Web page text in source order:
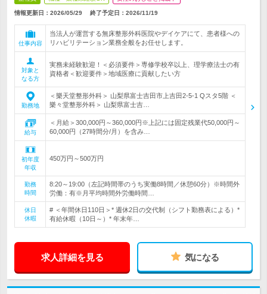
情報更新日：2026/05/29 終了予定日： 2026/11/19
仕事内容
当法人が運営する無床整形外科医院やデイケアにて、患者様への
リハビリテーション業務全般をお任せします。
対象と
なる方
実務未経験歓迎！＜必須要件＞専修学校卒以上、理学療法士の有
資格者＜歓迎要件＞地域医療に貢献したい方
勤務地
＜樂天堂整形外科＞ 山梨県富士吉田市上吉田2-5-1 Qスタ5階 ＜
樂々堂整形外科＞ 山梨県富士吉…
給与
＜月給＞300,000円～360,000円※上記には固定残業代50,000円～
60,000円（27時間分/月）を含み…
初年度
年収
450万円～500万円
勤務
時間
8:20～19:00（左記時間帯のうち実働8時間／休憩60分）※時間外
労働：有※月平均時間外労働時間…
休日
休暇
# ＜年間休日110日＞* 週休2日の交代制（シフト勤務表による）*
有給休暇（10日～）* 年末年…
求人詳細を見る 気になる